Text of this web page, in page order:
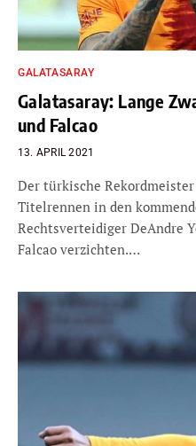
GALATASARAY
Galatasaray: Lange
und Falcao
13. APRIL 2021
Der türkische
Titelrennen in den
Rechtsverteidiger DeAndre
Falcao verzichten.…